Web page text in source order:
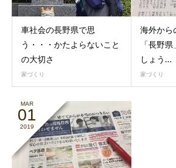
車社会の長野県で思
う・・・かたよらないこと
の大切さ
家づくり
海外から
「長野
しょう...
家づくり
MAR
01
2019